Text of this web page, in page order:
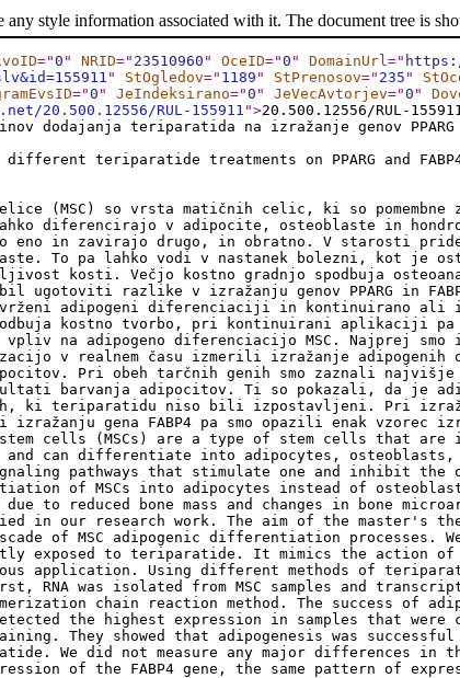
style information associated with it. The document tree is
="0 " NRID=" 23510960 " OceID="0 " DomainUrl="
" StOgledov=" 1189 " StPrenosov=" 235 "
="0 " JeIndeksirano="0 " JeVecAvtorjev="0 "
20.500.12556/RUL-155911">20.500.12556/RUL-
dodajanja teriparatida na izražanje genov
teriparatide treatments on PPARG and
celice (MSC) so vrsta matičnih celic, ki so
diferencirajo v adipocite, osteoblaste in
in zavirajo drugo, in obratno. V starosti pride
To pa lahko vodi v nastanek bolezni, kot je
kosti. Večjo kostno gradnjo spodbuja
bil ugotoviti razlike v izražanju genov PPARG in
adipogeni diferenciaciji in kontinuirano ali
kostno tvorbo, pri kontinuirani aplikaciji pa
na adipogeno diferenciacijo MSC. Najprej
v realnem času izmerili izražanje adipogenih
Pri obeh tarčnih genih smo zaznali
barvanja adipocitov. Ti so pokazali, da je
ki teriparatidu niso bili izpostavljeni. Pri
gena FABP4 pa smo opazili enak vzorec
stem cells (MSCs) are a type of stem cells that
can differentiate into adipocytes, osteoblasts,
pathways that stimulate one and inhibit
of MSCs into adipocytes instead of
to reduced bone mass and changes in bone
in our research work. The aim of the master's
of MSC adipogenic differentiation processes.
exposed to teriparatide. It mimics the action of
application. Using different methods of
RNA was isolated from MSC samples and
chain reaction method. The success of
the highest expression in samples that
They showed that adipogenesis was
We did not measure any major differences in
of the FABP4 gene, the same pattern of